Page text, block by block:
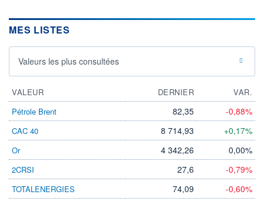
MES LISTES
Valeurs les plus consultées
VALEUR DERNIER
VAR.
Pétrole Brent
82,35 -0,88%
CAC 40 8 714,93 +0,17%
Or 4 342,26 0,00%
2CRSI 27,6 -0,79%
TOTALENERGIES 74,09 -0,60%